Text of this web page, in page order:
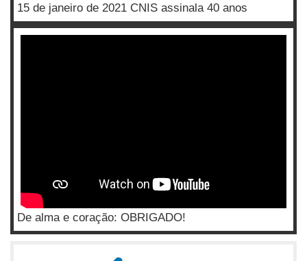
15 de janeiro de 2021 CNIS assinala 40 anos
De alma e coração: OBRIGADO!